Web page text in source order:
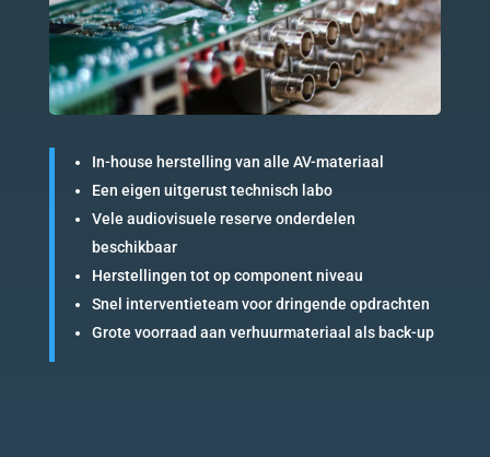
In-house herstelling van alle AV-materiaal
Een eigen uitgerust technisch labo
Vele audiovisuele reserve onderdelen
beschikbaar
Herstellingen tot op component niveau
Snel interventieteam voor dringende opdrachten
Grote voorraad aan verhuurmateriaal als back-up